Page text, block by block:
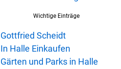
Wichtige Einträge
Gottfried Scheidt
In Halle Einkaufen
Gärten und Parks in Halle